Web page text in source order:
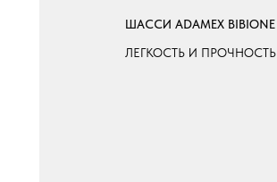
ШАССИ ADAMEX BIBIONE
ЛЕГКОСТЬ И ПРОЧНОСТЬ